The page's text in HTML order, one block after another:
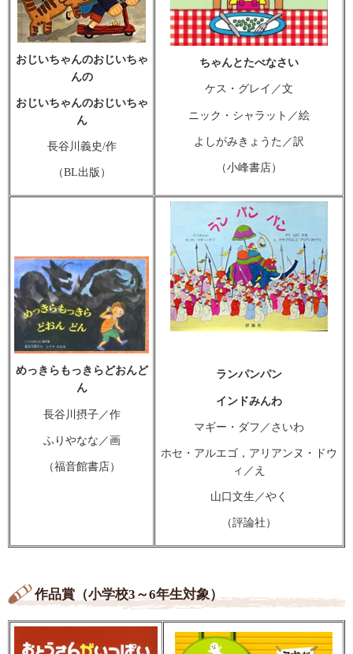
おじいちゃんのおじいちゃ
んの
おじいちゃんのおじいちゃ
ん
長谷川義史/作
（BL出版）
ちゃんとたべなさい
ケス・グレイ／文
ニック・シャラット／絵
よしがみきょうた／訳
（小峰書店）
めっきらもっきらどおんど
ん
長谷川摂子／作
ふりやなな／画
（福音館書店）
ランパンパン
インドみんわ
マギー・ダフ／さいわ
ホセ・アルエゴ，アリアンヌ・ドウ
ィ／え
山口文生／やく
（評論社）
作品賞（小学校3～6年生対象）